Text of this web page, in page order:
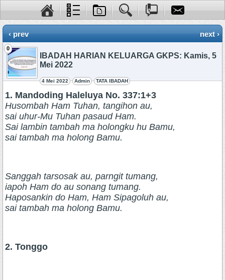
‹ prev next ›
0
IBADAH HARIAN KELUARGA GKPS: Kamis, 5
Mei 2022
4 Mei 2022 Admin TATA IBADAH
1. Mandoding Haleluya No. 337:1+3
Husombah Ham Tuhan, tangihon au,
sai uhur-Mu Tuhan pasaud Ham.
Sai lambin tambah ma holongku hu Bamu,
sai tambah ma holong Bamu.
Sanggah tarsosak au, parngit tumang,
iapoh Ham do au sonang tumang.
Haposankin do Ham, Ham Sipagoluh au,
sai tambah ma holong Bamu.
2. Tonggo